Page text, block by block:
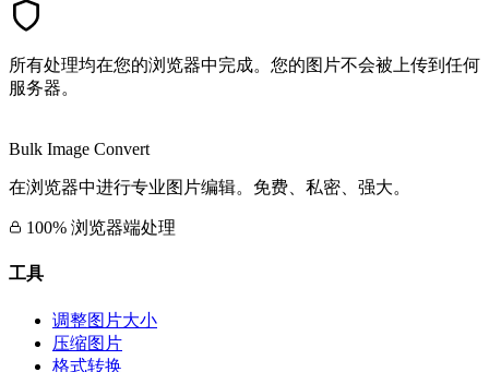
所有处理均在您的浏览器中完成。您的图片不会被上传到任何
服务器。
Bulk Image Convert
在浏览器中进行专业图片编辑。免费、私密、强大。
100% 浏览器端处理
工具
调整图片大小
压缩图片
格式转换